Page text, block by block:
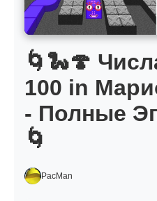
🌀🐍🍄
100 in
- Полные
🌀
PacMan